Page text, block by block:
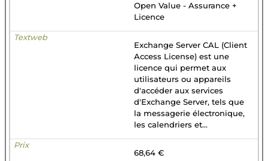
Open Value - Assurance +
Licence
Exchange Server CAL (Client
Access License) est une
licence qui permet aux
utilisateurs ou appareils
d'accéder aux services
d'Exchange Server, tels que
la messagerie électronique,
les calendriers et...
68,64 €